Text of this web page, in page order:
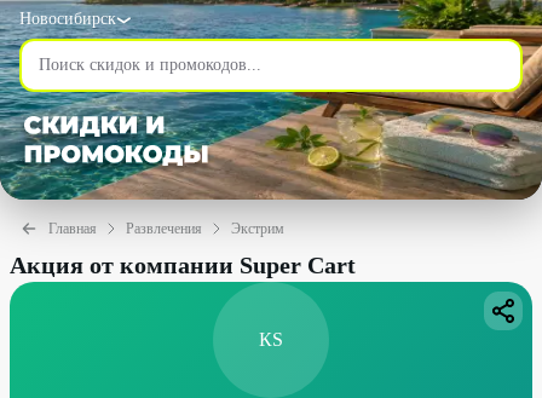
Новосибирск
Главная Развлечения Экстрим
Акция от компании Super Cart
КS